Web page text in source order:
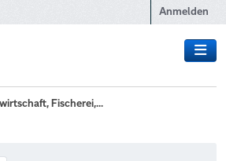
Anmelden
Fischerei,...